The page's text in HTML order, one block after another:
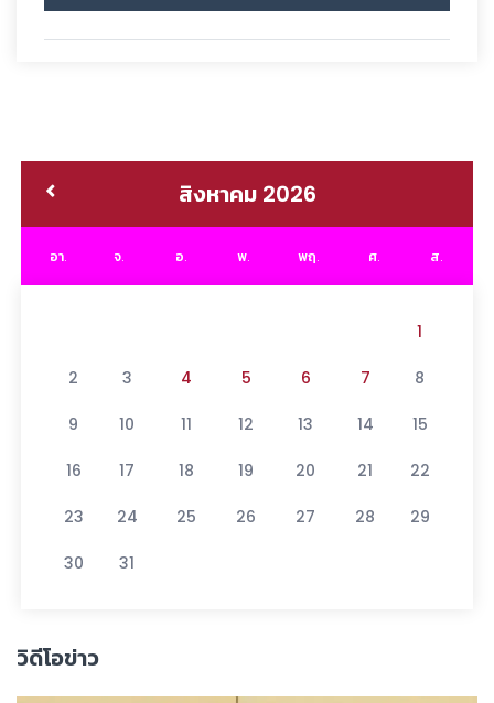
สิงหาคม 2026
อา. จ. อ. พ. พฤ. ศ. ส.
1
2 3 4 5 6 7 8
9 10 11 12 13 14 15
16 17 18 19 20 21 22
23 24 25 26 27 28 29
30 31
วิดีโอข่าว